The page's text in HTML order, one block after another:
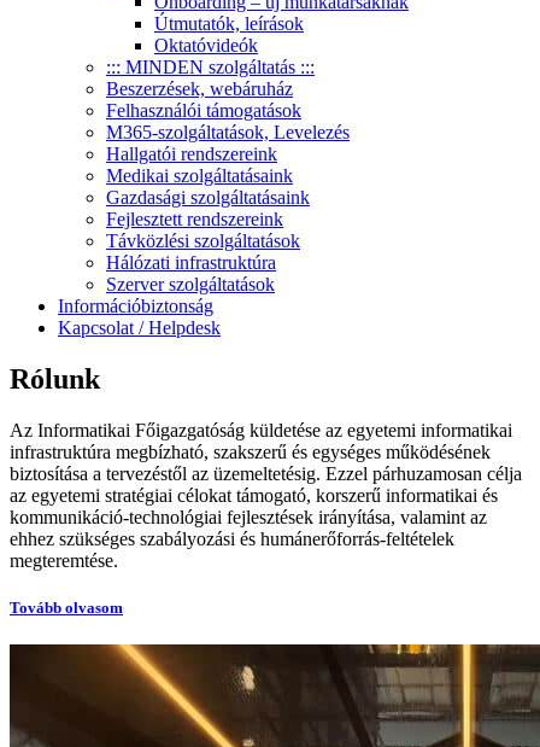
Útmutatók, leírások
Oktatóvideók
::: MINDEN szolgáltatás :::
Beszerzések, webáruház
Felhasználói támogatások
M365-szolgáltatások, Levelezés
Hallgatói rendszereink
Medikai szolgáltatásaink
Gazdasági szolgáltatásaink
Fejlesztett rendszereink
Távközlési szolgáltatások
Hálózati infrastruktúra
Szerver szolgáltatások
Információbiztonság
Kapcsolat / Helpdesk
Rólunk
Az Informatikai Főigazgatóság küldetése az egyetemi informatikai
infrastruktúra megbízható, szakszerű és egységes működésének
biztosítása a tervezéstől az üzemeltetésig. Ezzel párhuzamosan célja
az egyetemi stratégiai célokat támogató, korszerű informatikai és
kommunikáció-technológiai fejlesztések irányítása, valamint az
ehhez szükséges szabályozási és humánerőforrás-feltételek
megteremtése.
Tovább olvasom